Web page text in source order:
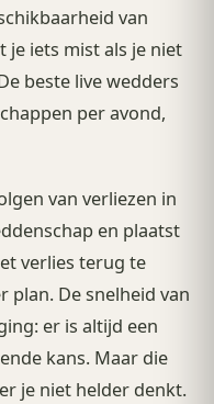
van
je iets mist als je niet
beste live wedders
per avond,
van verliezen in
en plaatst
verlies terug te
plan. De snelheid van
er is altijd een
kans. Maar die
je niet helder denkt.